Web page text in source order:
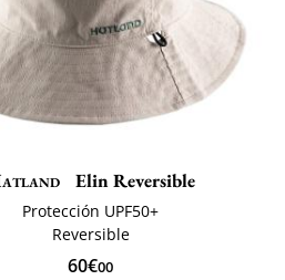
Elin Reversible
Protección UPF50+
Reversible
60€00